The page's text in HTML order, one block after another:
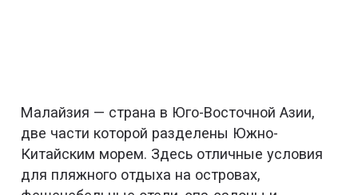
Малайзия — страна в Юго-Восточной Азии,
две части которой разделены Южно-
Китайским морем. Здесь отличные условия
для пляжного отдыха на островах,